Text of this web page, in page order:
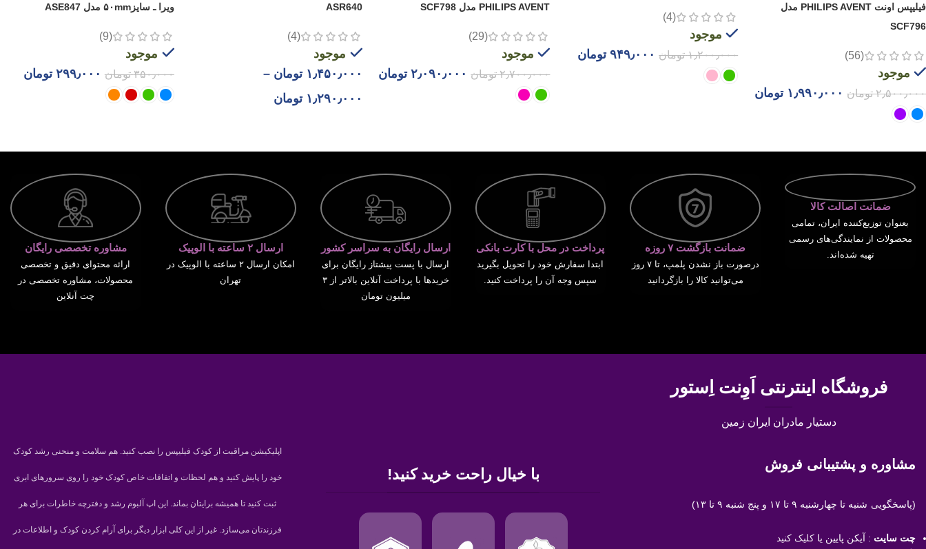
فیلیپس اونت PHILIPS AVENT مدل
SCF796
(56)
موجود
۲٫۵۰۰٫۰۰۰ تومان ۱٫۹۹۰٫۰۰۰ تومان
(4)
موجود
۱٫۲۰۰٫۰۰۰ تومان ۹۴۹٫۰۰۰ تومان
PHILIPS AVENT مدل SCF798
(29)
موجود
۲٫۷۰۰٫۰۰۰ تومان ۲٫۰۹۰٫۰۰۰ تومان
ASR640
(4)
موجود
۱٫۴۵۰٫۰۰۰ تومان –
۱٫۲۹۰٫۰۰۰ تومان
ویرا ـ سایز۵۰mm مدل ASE847
(9)
موجود
۳۵۰٫۰۰۰ تومان ۲۹۹٫۰۰۰ تومان
ضمانت اصالت کالا
بعنوان توزیع‌کننده ایران، تمامی
محصولات از نمایندگی‌های رسمی
تهیه شده‌اند.
ضمانت بازگشت ۷ روزه
درصورت باز نشدن پلمپ، تا ۷ روز
می‌توانید کالا را بازگردانید
پرداخت در محل با کارت بانکی
ابتدا سفارش خود را تحویل بگیرید
سپس وجه آن را پرداخت کنید.
ارسال رایگان به سراسر کشور
ارسال با پست پیشتاز رایگان برای
خریدها با پرداخت آنلاین بالاتر از ۳
میلیون تومان
ارسال ۲ ساعته با الوپیک
امکان ارسال ۲ ساعته با الوپیک در
تهران
مشاوره تخصصی رایگان
ارائه محتوای دقیق و تخصصی
محصولات، مشاوره تخصصی در
چت آنلاین
فروشگاه اینترنتی اَوِنت اِستور
دستیار مادران ایران زمین
مشاوره و پشتیبانی فروش
(پاسخگویی شنبه تا چهارشنبه ۹ تا ۱۷ و پنج شنبه ۹ تا ۱۳)
چت سایت : آیکن پایین یا کلیک کنید
با خیال راحت خرید کنید!
اپلیکیشن مراقبت از کودک فیلیپس را نصب کنید. هم سلامت و منحنی رشد کودک
خود را پایش کنید و هم لحظات و اتفاقات خاص کودک خود را روی سرورهای ابری
ثبت کنید تا همیشه برایتان بماند. این اپ آلبوم رشد و دفترچه خاطرات برای هر
فرزندتان می‌سازد. غیر از این کلی ابزار دیگر برای آرام کردن کودک و اطلاعات در